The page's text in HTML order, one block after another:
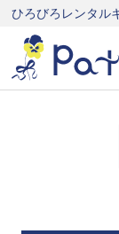
ひろびろレンタル